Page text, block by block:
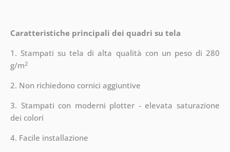
Caratteristiche principali dei quadri su tela
1. Stampati su tela di alta qualità con un peso di 280
g/m2
2. Non richiedono cornici aggiuntive
3. Stampati con moderni plotter - elevata saturazione
dei colori
4. Facile installazione